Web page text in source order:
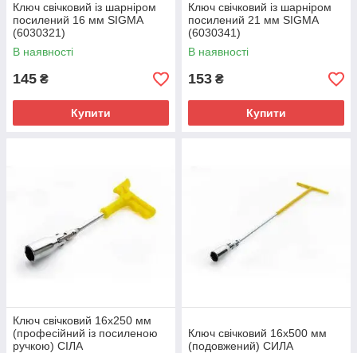
Ключ свічковий із шарніром
посилений 16 мм SIGMA
(6030321)
В наявності
145 ₴
Купити
Ключ свічковий із шарніром
посилений 21 мм SIGMA
(6030341)
В наявності
153 ₴
Купити
Ключ свічковий 16x250 мм
(професійний із посиленою
ручкою) СІЛА
Ключ свічковий 16x500 мм
(подовжений) СИЛА